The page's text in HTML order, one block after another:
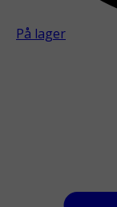
På lager